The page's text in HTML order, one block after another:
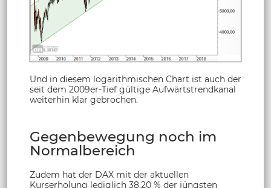
Und in diesem logarithmischen Chart ist auch der
seit dem 2009er-Tief gültige Aufwärtstrendkanal
weiterhin klar gebrochen.
Gegenbewegung noch im
Normalbereich
Zudem hat der DAX mit der aktuellen
Kurserholung lediglich 38,20 % der jüngsten